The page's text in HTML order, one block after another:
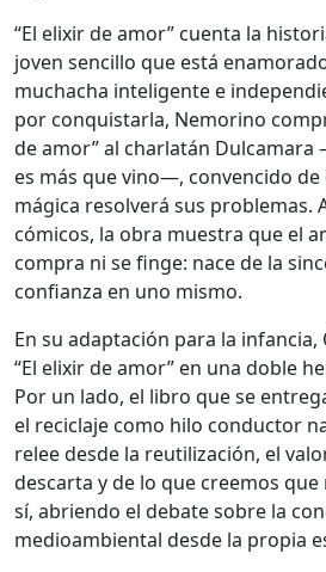
“El elixir de amor” cuenta la
joven sencillo que está
muchacha inteligente e
por conquistarla, Nemorino
de amor” al charlatán
es más que vino—, convencido
mágica resolverá sus problemas.
cómicos, la obra muestra que el
compra ni se finge: nace de la
confianza en uno mismo.
En su adaptación para la
“El elixir de amor” en una doble
Por un lado, el libro que se
el reciclaje como hilo conductor
relee desde la reutilización, el
descarta y de lo que creemos
sí, abriendo el debate sobre la
medioambiental desde la propia